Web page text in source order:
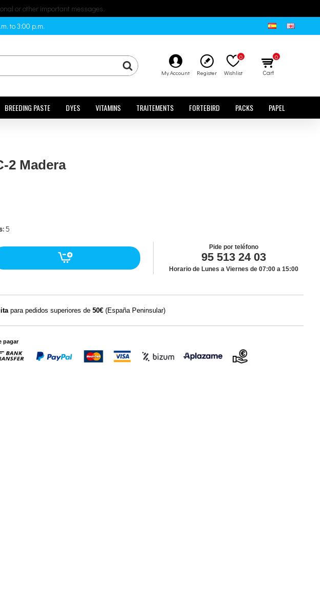
or other important messages.
to 3:00 p.m.
My Account Register Wishlist
0
Cart
0
BREEDING PASTE DYES VITAMINS TRAITEMENTS FORTEBIRD PACKS PAPEL
2 Madera
5
Pide por teléfono
95 513 24 03
Horario de Lunes a Viernes de 07:00 a 15:00
para pedidos superiores de 50€ (España Peninsular)
pagar